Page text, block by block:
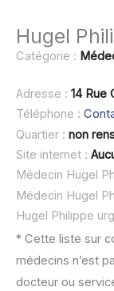
Hugel
Catégorie :
Adresse : 14 Rue
Téléphone :
Quartier : non
Site internet :
Médecin Hugel
Médecin Hugel
Hugel Philippe
* Cette liste sur
médecins n’est
docteur ou